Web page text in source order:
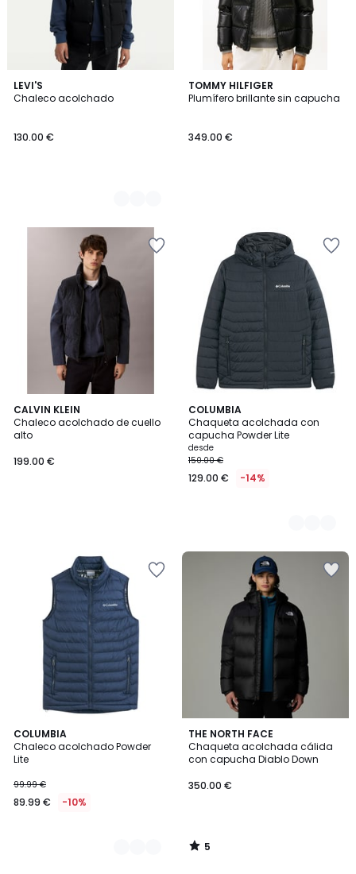
LEVI'S
Chaleco acolchado
130.00 €
2
Colores
TOMMY HILFIGER
Plumífero brillante sin capucha
349.00 €
CALVIN KLEIN
Chaleco acolchado de cuello
alto
199.00 €
COLUMBIA
Chaqueta acolchada con
capucha Powder Lite
desde
150.00 €
129.00 € -14%
2
Colores
COLUMBIA
Chaleco acolchado Powder
Lite
99.99 €
89.99 € -10%
2
Colores
THE NORTH FACE
Chaqueta acolchada cálida
con capucha Diablo Down
350.00 €
5
/
5
5
/